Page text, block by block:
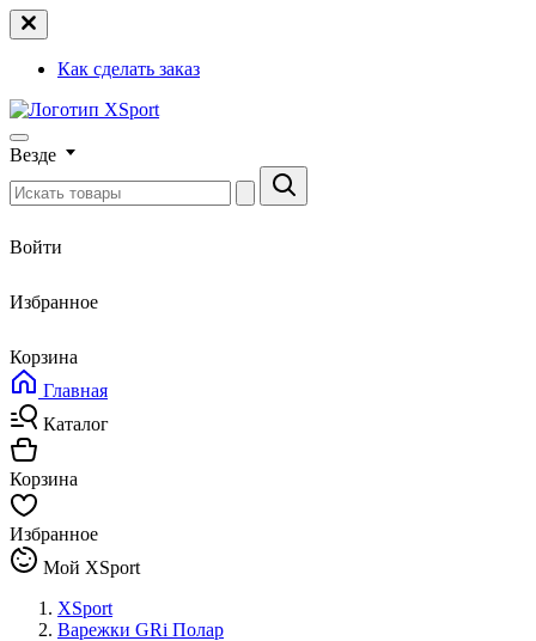
Как сделать заказ
Везде
Войти
Избранное
Корзина
Главная
Каталог
Корзина
Избранное
Мой XSport
XSport
Варежки GRi Полар